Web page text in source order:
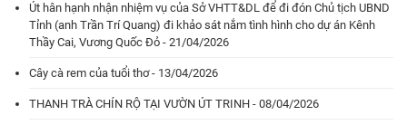
Út hân hạnh nhận nhiệm vụ của Sở VHTT&DL để đi đón Chủ tịch UBND
Tỉnh (anh Trần Trí Quang) đi khảo sát nắm tình hình cho dự án Kênh
Thầy Cai, Vương Quốc Đỏ - 21/04/2026
Cây cà rem của tuổi thơ - 13/04/2026
THANH TRÀ CHÍN RỘ TẠI VƯỜN ÚT TRINH - 08/04/2026